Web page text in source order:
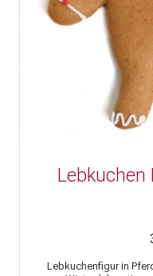
Lebkuchenfigur in